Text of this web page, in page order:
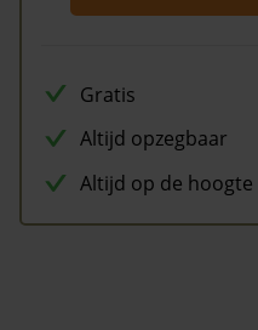
Gratis
Altijd opzegbaar
Altijd op de hoogte